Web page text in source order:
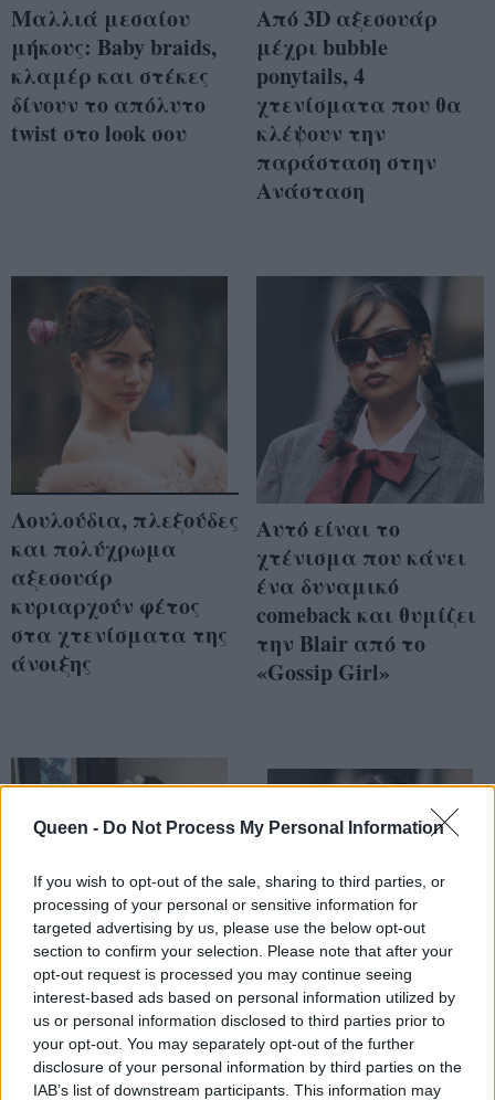
Queen - Do Not Process My Personal Information
If you wish to opt-out of the sale, sharing to third parties, or
processing of your personal or sensitive information for
targeted advertising by us, please use the below opt-out
section to confirm your selection. Please note that after your
opt-out request is processed you may continue seeing
interest-based ads based on personal information utilized by
us or personal information disclosed to third parties prior to
your opt-out. You may separately opt-out of the further
disclosure of your personal information by third parties on the
IAB’s list of downstream participants. This information may
Μαλλιά μεσαίου
μήκους: Baby braids,
κλαμέρ και στέκες
δίνουν το απόλυτο
twist στο look σου
Από 3D αξεσουάρ
μέχρι bubble
ponytails, 4
χτενίσματα που θα
κλέψουν την
παράσταση στην
Ανάσταση
Λουλούδια, πλεξούδες
και πολύχρωμα
αξεσουάρ
κυριαρχούν φέτος
στα χτενίσματα της
άνοιξης
Αυτό είναι το
χτένισμα που κάνει
ένα δυναμικό
comeback και θυμίζει
την Blair από το
«Gossip Girl»
5 chic hairstyles για
περιποιημένα
μαλλιά στο
γυμναστήριο -
3 stylish χτενίσματα
που επιλέγουν τα
European girls στις
street style